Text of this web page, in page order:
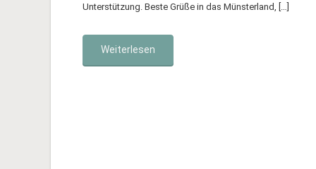
Unterstützung. Beste Grüße in das Münsterland, […]
Weiterlesen